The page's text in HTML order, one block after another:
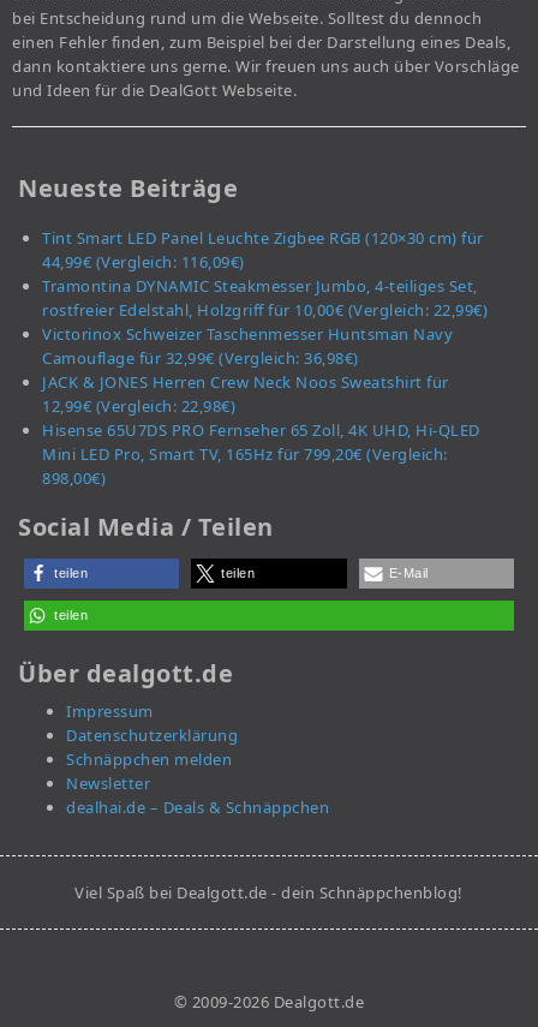
bei Entscheidung rund um die Webseite. Solltest du dennoch
einen Fehler finden, zum Beispiel bei der Darstellung eines Deals,
dann kontaktiere uns gerne. Wir freuen uns auch über Vorschläge
und Ideen für die DealGott Webseite.
Neueste Beiträge
Tint Smart LED Panel Leuchte Zigbee RGB (120×30 cm) für
44,99€ (Vergleich: 116,09€)
Tramontina DYNAMIC Steakmesser Jumbo, 4-teiliges Set,
rostfreier Edelstahl, Holzgriff für 10,00€ (Vergleich: 22,99€)
Victorinox Schweizer Taschenmesser Huntsman Navy
Camouflage für 32,99€ (Vergleich: 36,98€)
JACK & JONES Herren Crew Neck Noos Sweatshirt für
12,99€ (Vergleich: 22,98€)
Hisense 65U7DS PRO Fernseher 65 Zoll, 4K UHD, Hi-QLED
Mini LED Pro, Smart TV, 165Hz für 799,20€ (Vergleich:
898,00€)
Social Media / Teilen
teilen teilen E-Mail
teilen
Über dealgott.de
Impressum
Datenschutzerklärung
Schnäppchen melden
Newsletter
dealhai.de – Deals & Schnäppchen
Viel Spaß bei Dealgott.de - dein Schnäppchenblog!
© 2009-2026 Dealgott.de